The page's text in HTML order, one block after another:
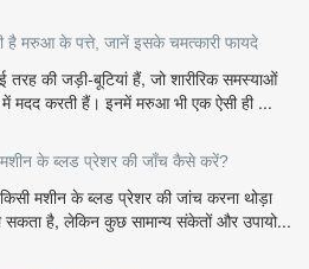
है मरुआ के पत्ते, जानें इसके चमत्कारी फायदे
तरह की जड़ी-बूटियां हैं, जो शारीरिक समस्याओं
मदद करती हैं। इनमें मरुआ भी एक ऐसी ही ...
मशीन के ब्लड प्रेशर की जाँच कैसे करें?
किसी मशीन के ब्लड प्रेशर की जांच करना थोड़ा
सकता है, लेकिन कुछ सामान्य संकेतों और उपायो...